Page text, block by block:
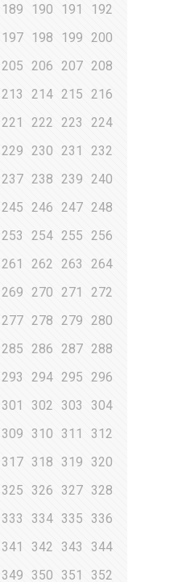
189 190 191
192
197 198 199 200
205 206 207 208
213 214 215 216
221 222 223
224
229 230 231
232
237 238 239 240
245 246 247 248
253 254 255 256
261 262 263
264
269 270 271
272
277 278 279 280
285 286 287 288
293 294 295 296
301 302 303
304
309 310 311
312
317 318 319
320
325 326 327 328
333 334 335
336
341 342 343
344
349 350 351 352